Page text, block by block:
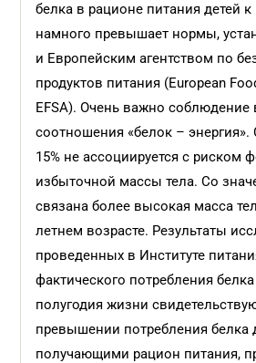
белка в рационе питания детей
намного превышает нормы,
и Европейским агентством по
продуктов питания (European
EFSA). Очень важно соблюдение
соотношения «белок –
15% не ассоциируется с риском
избыточной массы тела. Со
связана более высокая масса
летнем возрасте. Результаты
проведенных в Институте
фактического потребления
полугодия жизни
превышении потребления белка
получающими рацион питания,